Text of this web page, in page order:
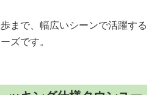
まで、幅広いシーンで活躍する
ズです。